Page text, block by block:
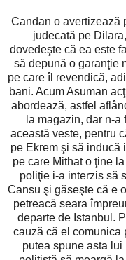
Candan o avertizează
judecată pe
dovedeşte că ea este
să depună o garanţie
pe care îl revendică,
bani. Acum Asuman
abordează, astfel
la magazin, dar n-
această veste, pentru
pe Ekrem şi să inducă
pe care Mithat o ţine
poliţie i-a interzis să
Cansu şi găseşte că e
petreacă seara
departe de Istanbul.
cauză că el comunica
putea spune asta